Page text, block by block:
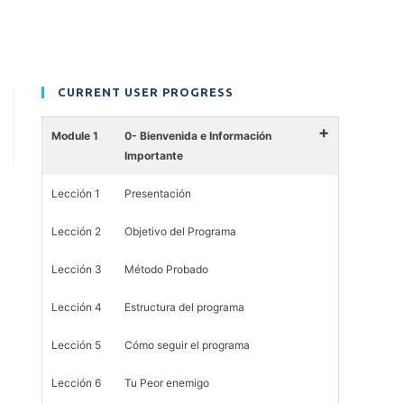
CURRENT USER PROGRESS
Module 1
0- Bienvenida e Información
Importante
+
Lección 1 Presentación
Lección 2 Objetivo del Programa
Lección 3 Método Probado
Lección 4 Estructura del programa
Lección 5 Cómo seguir el programa
Lección 6 Tu Peor enemigo